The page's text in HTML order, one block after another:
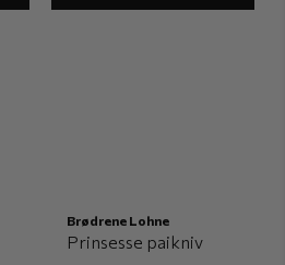
Brødrene Lohne
Prinsesse paikniv